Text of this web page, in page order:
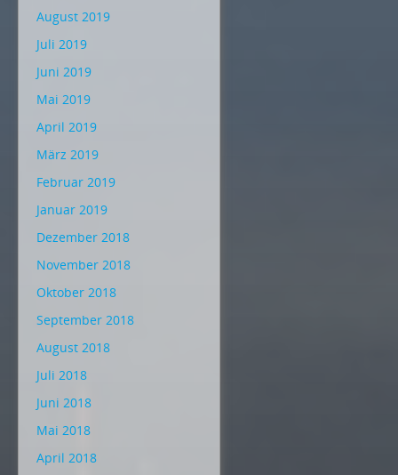
August 2019
Juli 2019
Juni 2019
Mai 2019
April 2019
März 2019
Februar 2019
Januar 2019
Dezember 2018
November 2018
Oktober 2018
September 2018
August 2018
Juli 2018
Juni 2018
Mai 2018
April 2018